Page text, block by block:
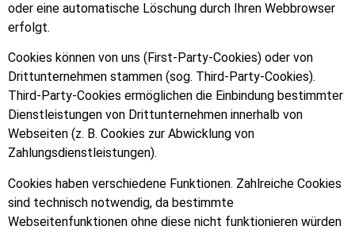
oder eine automatische Löschung durch Ihren Webbrowser
erfolgt.
Cookies können von uns (First-Party-Cookies) oder von
Drittunternehmen stammen (sog. Third-Party-Cookies).
Third-Party-Cookies ermöglichen die Einbindung bestimmter
Dienstleistungen von Drittunternehmen innerhalb von
Webseiten (z. B. Cookies zur Abwicklung von
Zahlungsdienstleistungen).
Cookies haben verschiedene Funktionen. Zahlreiche Cookies
sind technisch notwendig, da bestimmte
Webseitenfunktionen ohne diese nicht funktionieren würden